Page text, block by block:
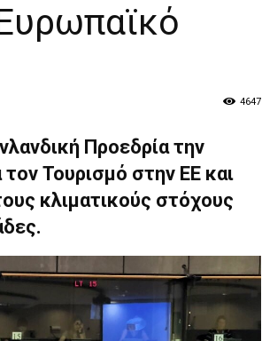
4647
Προεδρία την
Τουρισμό στην ΕΕ και
κλιματικούς στόχους